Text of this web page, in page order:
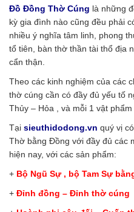
Đồ Đồng Thờ Cúng là những
kỳ gia đình nào cũng đều phải
nhiều ý nghĩa tâm linh, phong
tổ tiên, bàn thờ thần tài thổ địa
cẩn thận.
Theo các kinh nghiệm của các
thờ cúng cần có đầy đủ yếu tố
Thủy – Hỏa , và mỗi 1 vật
Tại sieuthidodong.vn quý vị
Thờ bằng Đồng với đầy đủ các
hiện nay, với các sản phẩm:
+ Bộ Ngũ Sự , bộ Tam Sự
+ Đỉnh đồng – Đỉnh thờ cúng